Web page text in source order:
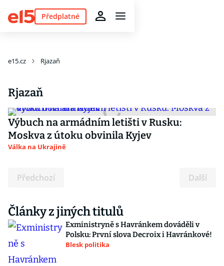
Předplatné
e15.cz Rjazaň
Rjazaň
Výbuch na armádním letišti v Rusku:
Moskva z útoku obvinila Kyjev
Válka na Ukrajině
Předchozí Další
Články z jiných titulů
Exministryně s Havránkem dováděli v
Polsku: První slova Decroix i Havránkové!
Blesk politika